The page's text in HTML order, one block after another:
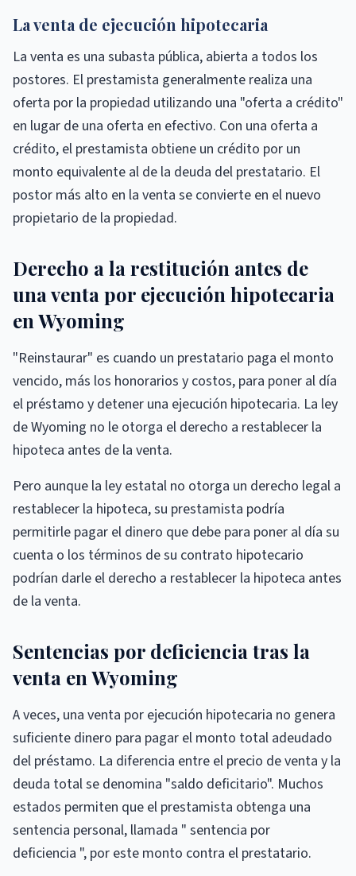
La venta de ejecución hipotecaria
La venta es una subasta pública, abierta a todos los
postores. El prestamista generalmente realiza una
oferta por la propiedad utilizando una "oferta a crédito"
en lugar de una oferta en efectivo. Con una oferta a
crédito, el prestamista obtiene un crédito por un
monto equivalente al de la deuda del prestatario. El
postor más alto en la venta se convierte en el nuevo
propietario de la propiedad.
Derecho a la restitución antes de
una venta por ejecución hipotecaria
en Wyoming
"Reinstaurar" es cuando un prestatario paga el monto
vencido, más los honorarios y costos, para poner al día
el préstamo y detener una ejecución hipotecaria. La ley
de Wyoming no le otorga el derecho a restablecer la
hipoteca antes de la venta.
Pero aunque la ley estatal no otorga un derecho legal a
restablecer la hipoteca, su prestamista podría
permitirle pagar el dinero que debe para poner al día su
cuenta o los términos de su contrato hipotecario
podrían darle el derecho a restablecer la hipoteca antes
de la venta.
Sentencias por deficiencia tras la
venta en Wyoming
A veces, una venta por ejecución hipotecaria no genera
suficiente dinero para pagar el monto total adeudado
del préstamo. La diferencia entre el precio de venta y la
deuda total se denomina "saldo deficitario". Muchos
estados permiten que el prestamista obtenga una
sentencia personal, llamada " sentencia por
deficiencia ", por este monto contra el prestatario.